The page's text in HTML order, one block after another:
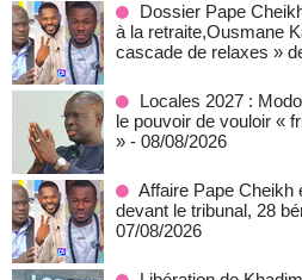
Dossier Pape
à la retraite,Ousmane
cascade de relaxes »
Locales 2027 :
le pouvoir de vouloir «
» - 08/08/2026
Affaire Pape Cheikh
devant le tribunal, 28
07/08/2026